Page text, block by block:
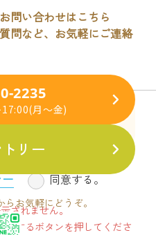
同意する。
されません。
信するボタンを押してくださ
問い合わせはこちら
問など、お気軽にご連絡
2235
月～金)
リー
お気軽にどうぞ。